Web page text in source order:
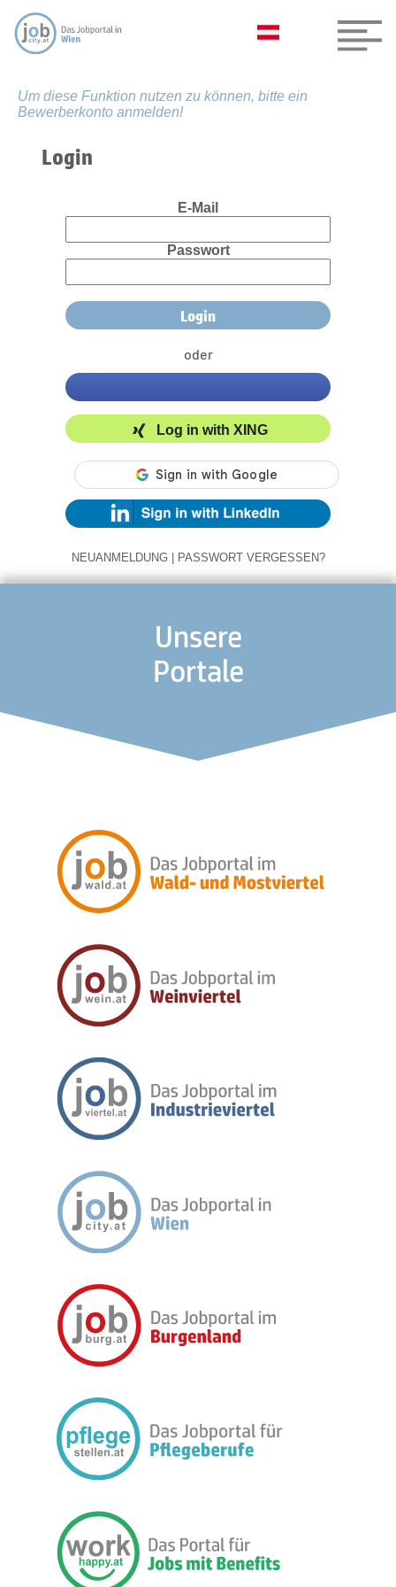
Um diese Funktion nutzen zu können, bitte ein
Bewerberkonto anmelden!
Login
E-Mail
Passwort
oder
Log in with XING
NEUANMELDUNG | PASSWORT VERGESSEN?
Unsere
Portale